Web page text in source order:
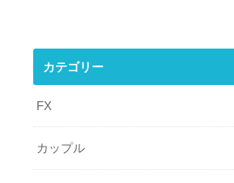
カテゴリー
FX
カップル